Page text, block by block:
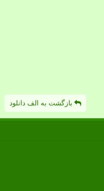
بازگشت به الف دانلود